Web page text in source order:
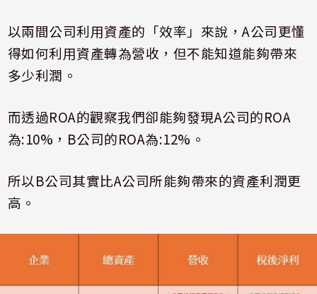
以兩間公司利用資產的「效率」來說，A公司更懂
得如何利用資產轉為營收，但不能知道能夠帶來
多少利潤。
而透過ROA的觀察我們卻能夠發現A公司的ROA
為:10% ， B公司的ROA為:12% 。
所以B公司其實比A公司所能夠帶來的資產利潤更
高。